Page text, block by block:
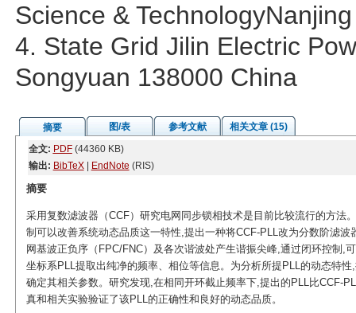
Science &
4. State Grid Jilin Electric
Songyuan 138000 China
摘要 图/表 参考文献
相关文章 (15)
全文: PDF(44360 KB)
输出: BibTeX| EndNote (RIS)
摘要
采用复数滤波器（CCF）研究电网同步锁相技术是目前比较流行的方法
制可以改善系统动态品质这一特性,提出一种将CCF-PLL改为分数阶滤
网基波正负序（FPC/FNC）及各次谐波处产生谐振尖峰,通过闭环控制,
坐标系PLL提取出纯净的频率、相位等信息。为分析所提PLL的动态特
确定其相关参数。研究发现,在相同开环截止频率下,提出的PLL比CCF-
真和相关实验验证了该PLL的正确性和良好的动态品质。